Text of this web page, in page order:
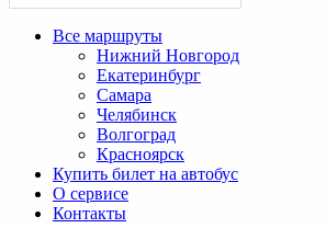
Все маршруты
Нижний Новгород
Екатеринбург
Самара
Челябинск
Волгоград
Красноярск
Купить билет на автобус
О сервисе
Контакты